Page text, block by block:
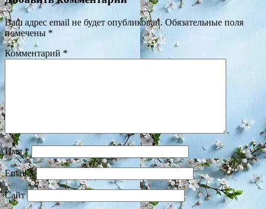
Ваш адрес email не будет опубликован. Обязательные поля
помечены *
Комментарий *
Имя*
Email*
Сайт